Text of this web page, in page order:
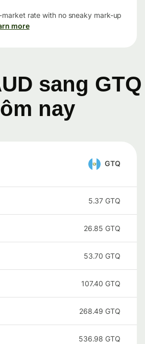
market rate with no sneaky mark-up
more
sang GTQ
nay
GTQ
5.37 GTQ
26.85 GTQ
53.70 GTQ
107.40 GTQ
268.49 GTQ
536.98 GTQ